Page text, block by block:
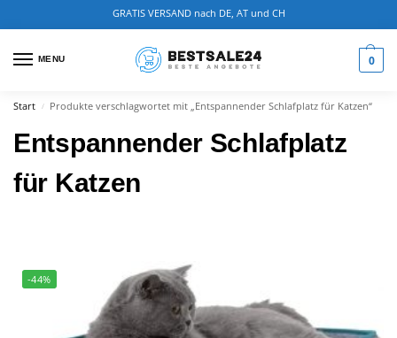
GRATIS VERSAND nach DE, AT und CH
MENU 0
Start / Produkte verschlagwortet mit „Entspannender Schlafplatz für Katzen“
Entspannender Schlafplatz
für Katzen
-44%